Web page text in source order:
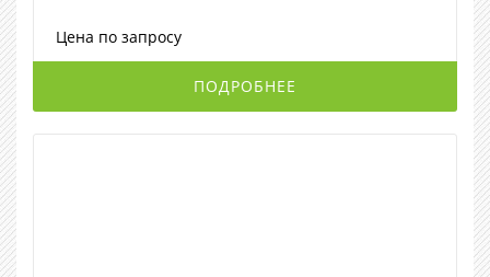
Цена по запросу
ПОДРОБНЕЕ